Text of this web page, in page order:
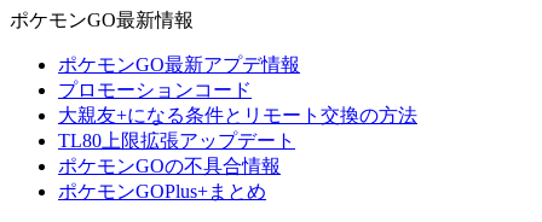
ポケモンGO最新情報
ポケモンGO最新アプデ情報
プロモーションコード
大親友+になる条件とリモート交換の方法
TL80上限拡張アップデート
ポケモンGOの不具合情報
ポケモンGOPlus+まとめ